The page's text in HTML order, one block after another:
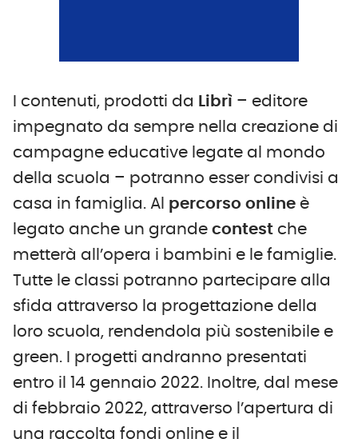
I contenuti, prodotti da Librì – editore
impegnato da sempre nella creazione di
campagne educative legate al mondo
della scuola – potranno esser condivisi a
casa in famiglia. Al percorso online è
legato anche un grande contest che
metterà all’opera i bambini e le famiglie.
Tutte le classi potranno partecipare alla
sfida attraverso la progettazione della
loro scuola, rendendola più sostenibile e
green. I progetti andranno presentati
entro il 14 gennaio 2022. Inoltre, dal mese
di febbraio 2022, attraverso l’apertura di
una raccolta fondi online e il